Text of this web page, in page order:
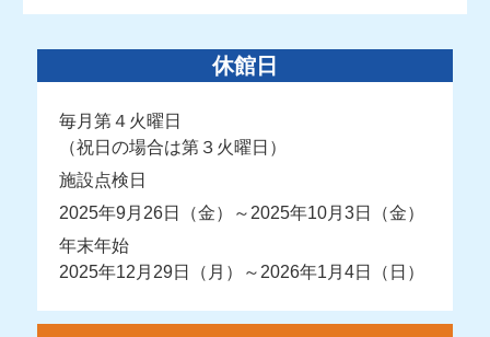
休館日
毎月第４火曜日
（祝日の場合は第３火曜日）
施設点検日
2025年9月26日（金）～2025年10月3日（金）
年末年始
2025年12月29日（月）～2026年1月4日（日）